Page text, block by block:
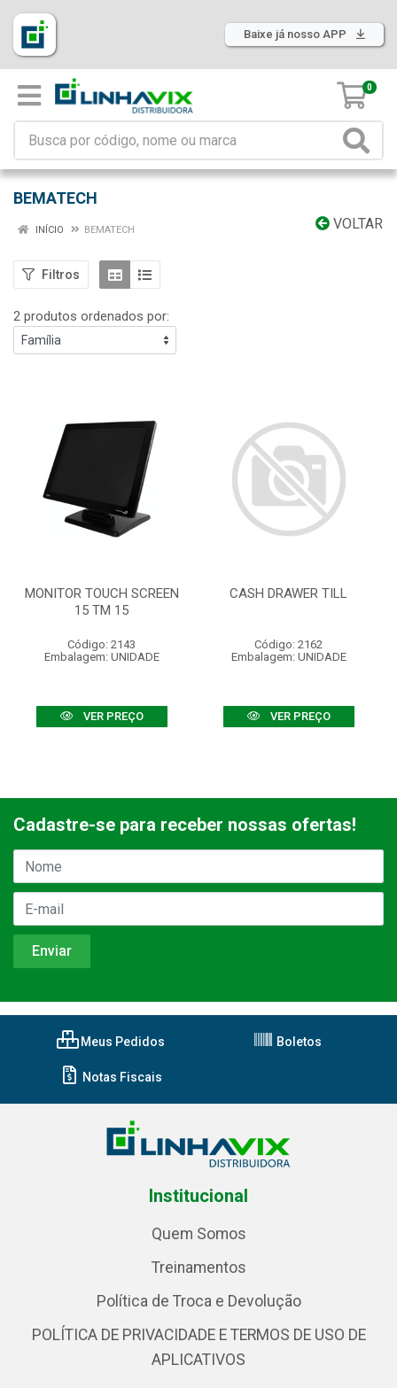
Baixe já nosso APP
0
BEMATECH
VOLTAR
INÍCIO BEMATECH
Filtros
2 produtos ordenados por:
MONITOR TOUCH SCREEN
15 TM 15
Código: 2143
Embalagem: UNIDADE
VER PREÇO
CASH DRAWER TILL
Código: 2162
Embalagem: UNIDADE
VER PREÇO
Cadastre-se para receber nossas ofertas!
Meus Pedidos Boletos
Notas Fiscais
Institucional
Quem Somos
Treinamentos
Política de Troca e Devolução
POLÍTICA DE PRIVACIDADE E TERMOS DE USO DE
APLICATIVOS